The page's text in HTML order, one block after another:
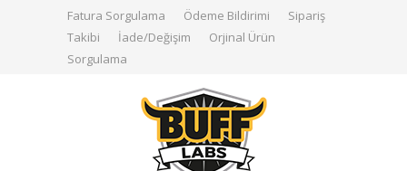
Fatura Sorgulama Ödeme Bildirimi
Sipariş
Takibi
İade/Değişim
Orjinal Ürün
Sorgulama